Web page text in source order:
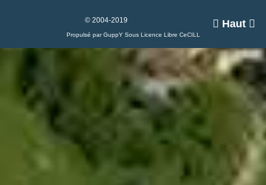
 Haut 
© 2004-2019
Propulsé par GuppY Sous Licence Libre CeCILL